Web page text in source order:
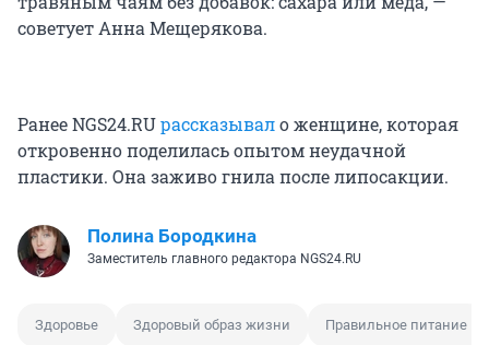
советует Анна Мещерякова.
Ранее NGS24.RUрассказывало женщине, которая
откровенно поделилась опытом неудачной
пластики. Она заживо гнила после липосакции.
Полина Бородкина
Заместитель главного редактора NGS24.RU
Здоровье Здоровый образ жизни Правильное питание